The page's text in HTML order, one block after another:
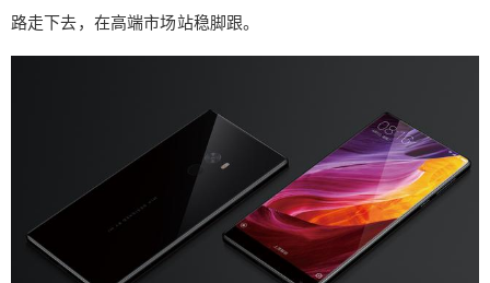
路走下去，在高端市场站稳脚跟。
nalys给出的数据，2019年中国手机市场的赢家是华
万台和6270万台，份额则是17.8%和17%。 曾在20
18年初暗示要在十个季度后重返中国市场第一的小
米，在2019年出货3880万台，占全球10.5%市场份
额。 抛去华为遭受美国制裁加大国内市场投入、因
5G商用提速而改变产品规划等客观原因，小米的危
机依然不可小觑：一方面是没有产品去冲击高端并
覆盖更多市场，另一方面几乎所有竞争对手都在推